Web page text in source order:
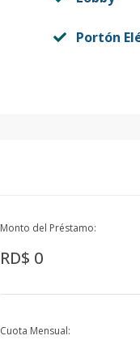
Portón
Monto del Préstamo:
RD$ 0
Cuota Mensual: